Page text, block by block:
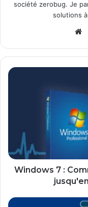
société zerobug. Je
solutions
Windows
mises
jour
jusqu'en
!
Windows 7 :
Fin